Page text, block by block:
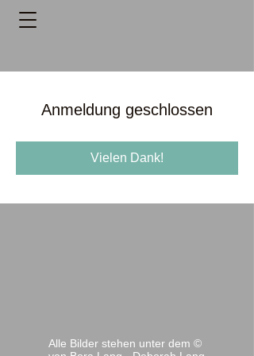
Anmeldung geschlossen
Vielen Dank!
Alle Bilder stehen unter dem ©